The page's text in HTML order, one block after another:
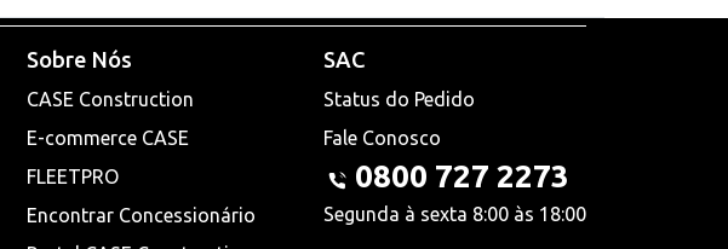
Sobre Nós
CASE Construction
E-commerce CASE
FLEETPRO
Encontrar Concessionário
SAC
Status do Pedido
Fale Conosco
0800 727 2273
Segunda à sexta 8:00 às 18:00